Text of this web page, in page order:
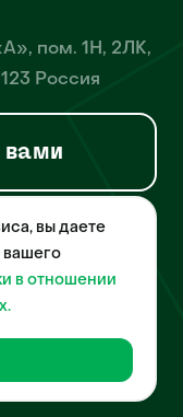
пом. 1Н, 2ЛК,
Россия
вами
«Пет-Ес»
эксплуатации
деятельность
сети Интернет и
вы даете
вашего
в отношении